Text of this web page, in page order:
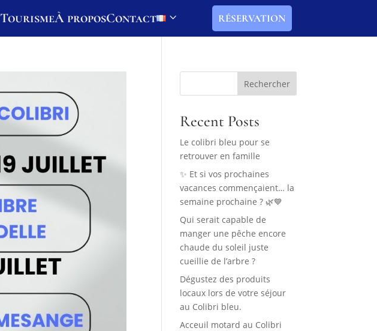
TourismeÀ proposContact RÉSERVATION
Rechercher
Recent Posts
Le colibri bleu pour se
retrouver en famille
✨ Et si vos prochaines
vacances commençaient… la
semaine prochaine ? 🌿💙
Qui serait capable de
manger une pêche encore
chaude du soleil juste
cueillie de l’arbre ?
Dégustez des produits
locaux lors de votre séjour
au Colibri bleu.
Acceuil motard au Colibri